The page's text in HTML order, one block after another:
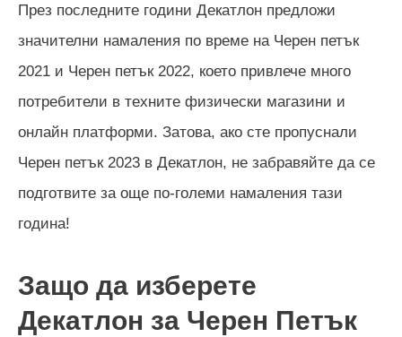
През последните години Декатлон предложи
значителни намаления по време на Черен петък
2021 и Черен петък 2022, което привлече много
потребители в техните физически магазини и
онлайн платформи. Затова, ако сте пропуснали
Черен петък 2023 в Декатлон, не забравяйте да се
подготвите за още по-големи намаления тази
година!
Защо да изберете
Декатлон за Черен Петък